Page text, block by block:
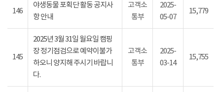
146
야생동물 포획단 활동 공지사
항 안내
고객소
통부
2025-
05-07
15,779
145
2025년 3월 31일 월요일 캠핑
장 정기점검으로 예약이불가
하오니 양지해 주시기 바랍니
다.
고객소
통부
2025-
03-14
15,755